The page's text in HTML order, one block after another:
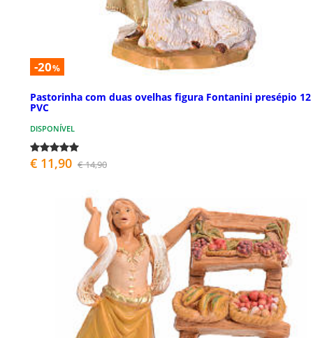
-20%
Pastorinha com duas ovelhas figura Fontanini presépio
PVC
DISPONÍVEL
€ 11,90 € 14,90